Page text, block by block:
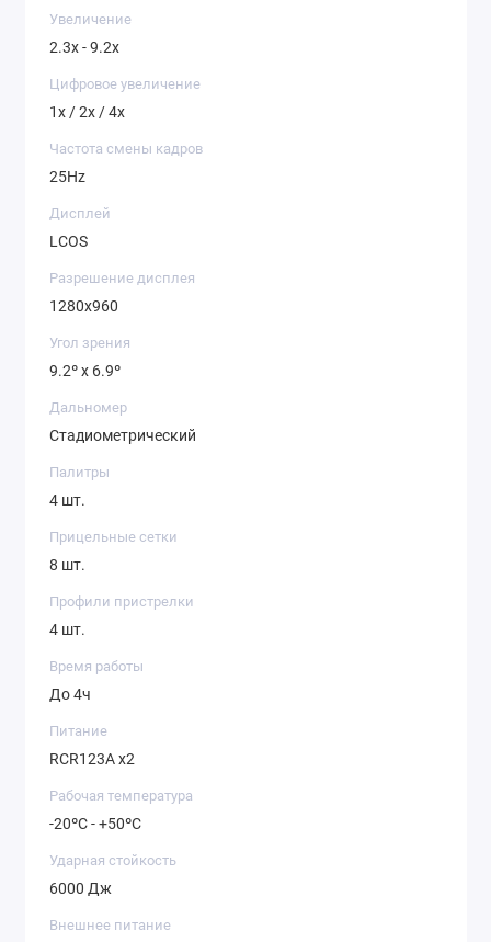
Увеличение
2.3х - 9.2х
Цифровое увеличение
1x / 2x / 4x
Частота смены кадров
25Hz
Дисплей
LCOS
Разрешение дисплея
1280x960
Угол зрения
9.2º x 6.9º
Дальномер
Стадиометрический
Палитры
4 шт.
Прицельные сетки
8 шт.
Профили пристрелки
4 шт.
Время работы
До 4ч
Питание
RCR123A x2
Рабочая температура
-20ºC - +50ºC
Ударная стойкость
6000 Дж
Внешнее питание